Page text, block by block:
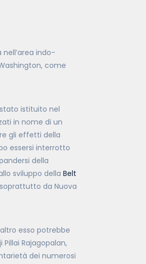
indo-
come
istituito nel
in nome di un
gli effetti della
essersi interrotto
della
sviluppo della Belt
da Nuova
esso potrebbe
Rajagopalan,
dei numerosi